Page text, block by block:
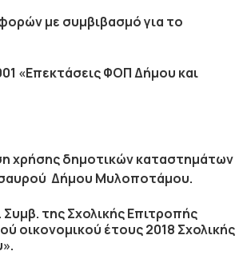
με συμβιβασμό για το
«Επεκτάσεις ΦΟΠ Δήμου και
χρήσης δημοτικών καταστημάτων
Δήμου Μυλοποτάμου.
της Σχολικής Επιτροπής
οικονομικού έτους 2018 Σχολικής